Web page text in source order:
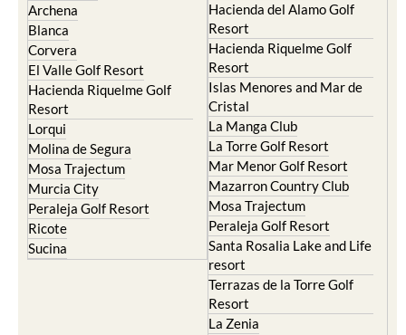
Archena
Blanca
Corvera
El Valle Golf Resort
Hacienda Riquelme Golf
Resort
Lorqui
Molina de Segura
Mosa Trajectum
Murcia City
Peraleja Golf Resort
Ricote
Sucina
Hacienda del Alamo Golf
Resort
Hacienda Riquelme Golf
Resort
Islas Menores and Mar de
Cristal
La Manga Club
La Torre Golf Resort
Mar Menor Golf Resort
Mazarron Country Club
Mosa Trajectum
Peraleja Golf Resort
Santa Rosalia Lake and Life
resort
Terrazas de la Torre Golf
Resort
La Zenia